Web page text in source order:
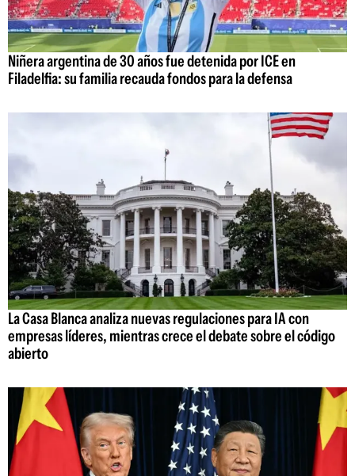
Niñera argentina de 30 años fue detenida por ICE en
Filadelfia: su familia recauda fondos para la defensa
La Casa Blanca analiza nuevas regulaciones para IA con
empresas líderes, mientras crece el debate sobre el código
abierto